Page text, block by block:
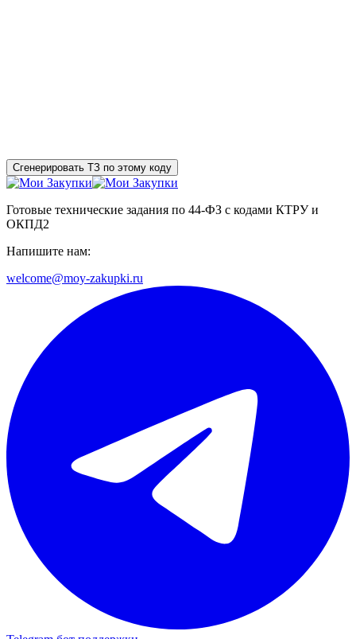
Сгенерировать ТЗ по этому коду
Готовые технические задания по 44-ФЗ с кодами КТРУ и
ОКПД2
Напишите нам:
welcome@moy-zakupki.ru